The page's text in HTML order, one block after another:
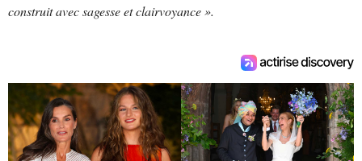
construit avec sagesse et clairvoyance ».